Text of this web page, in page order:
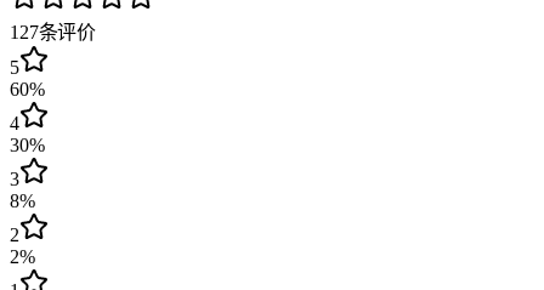
127条评价
5
60%
4
30%
3
8%
2
2%